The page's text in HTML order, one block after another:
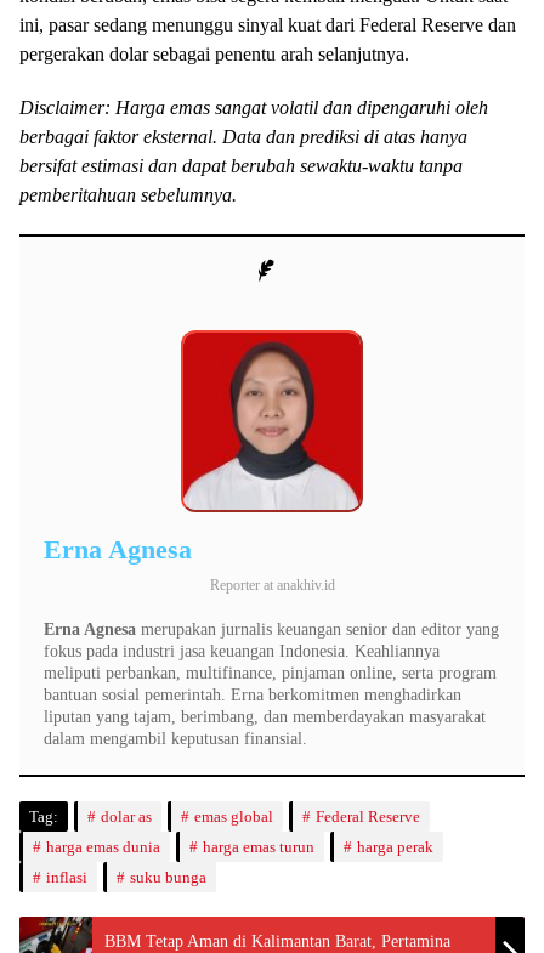
ini, pasar sedang menunggu sinyal kuat dari Federal Reserve dan
pergerakan dolar sebagai penentu arah selanjutnya.
Disclaimer: Harga emas sangat volatil dan dipengaruhi oleh
berbagai faktor eksternal. Data dan prediksi di atas hanya
bersifat estimasi dan dapat berubah sewaktu-waktu tanpa
pemberitahuan sebelumnya.
Erna Agnesa
Reporter at anakhiv.id
Erna Agnesa merupakan jurnalis keuangan senior dan editor yang
fokus pada industri jasa keuangan Indonesia. Keahliannya
meliputi perbankan, multifinance, pinjaman online, serta program
bantuan sosial pemerintah. Erna berkomitmen menghadirkan
liputan yang tajam, berimbang, dan memberdayakan masyarakat
dalam mengambil keputusan finansial.
Tag: dolar as emas global
Federal Reserve
harga emas dunia
harga emas turun
harga perak
inflasi
suku bunga
BBM Tetap Aman di Kalimantan Barat, Pertamina